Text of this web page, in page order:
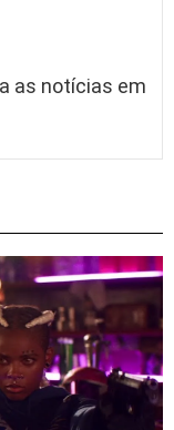
as notícias em